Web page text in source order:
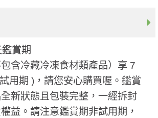
賞期
含冷藏冷凍食材類產品）享 7
用期 ​)，請您安心購買喔。鑑賞
新狀態且包裝完整，一經拆封
益。請注意鑑賞期非試用期，